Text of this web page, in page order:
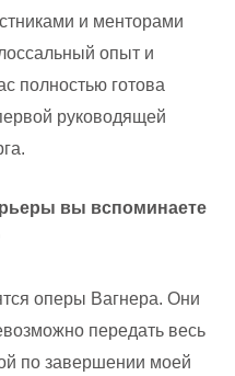
и менторами
опыт и
полностью готова
руководящей
вы вспоминаете
оперы Вагнера. Они
передать весь
по завершении моей